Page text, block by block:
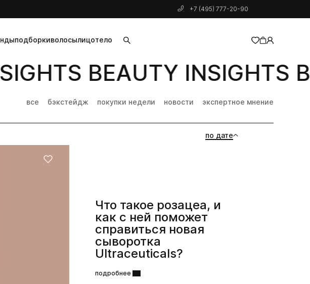
+7 (495) 777-20-90
подборкиволосылицотело
добавлен в корзину
BEAUTY INSIGHTS
все бэкстейдж покупки недели новости экспертное мнение
по дате
Что такое розацеа, и
как с ней поможет
справиться новая
сыворотка
Ultraceuticals?
подробнее